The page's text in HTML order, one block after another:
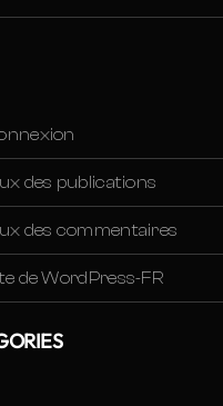
des publications
des commentaires
de WordPress-FR